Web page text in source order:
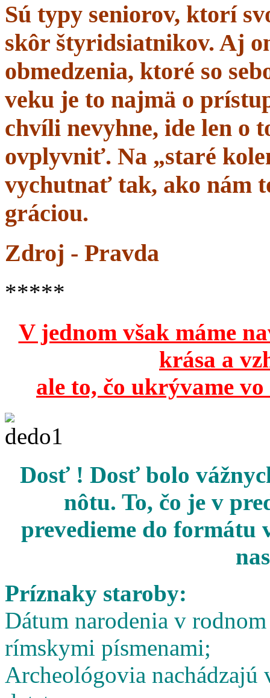
Sú typy seniorov, ktorí
skôr štyridsiatnikov. Aj
obmedzenia, ktoré so
veku je to najmä o
chvíli nevyhne, ide len o
ovplyvniť. Na „staré
vychutnať tak, ako nám
gráciou.
Zdroj - Pravda
*****
V jednom však máme
krása a
ale to, čo ukrývame
Dosť ! Dosť bolo
nôtu. To, čo je v
prevedieme do formátu
Príznaky staroby:
Dátum narodenia v
rímskymi písmenami;
Archeológovia nachádzajú